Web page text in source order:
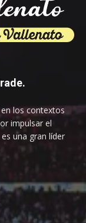
los contextos
impulsar el
una gran líder